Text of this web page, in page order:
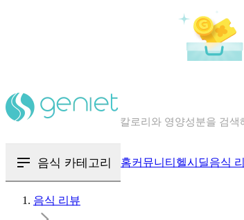
혈당 · 다이어트 음식 검색
음식 · 영양제 리뷰를 찾아
음식 카테고리 홈커뮤니티 헬시딜음식
음식 리뷰